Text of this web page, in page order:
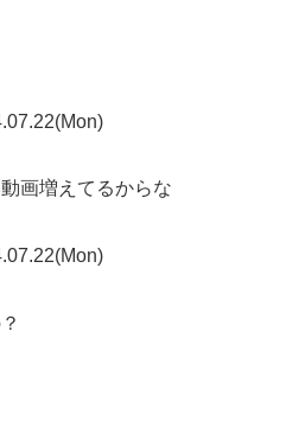
画増えてるからな